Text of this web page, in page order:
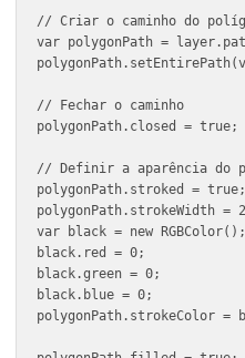
var centerY =
var angleStep = 360 /
var vertices = [];
for (var i = 0; i <
var angle =
var y = centerY + raio
vertices.push([x, y]);
}
// Criar o caminho do
var polygonPath =